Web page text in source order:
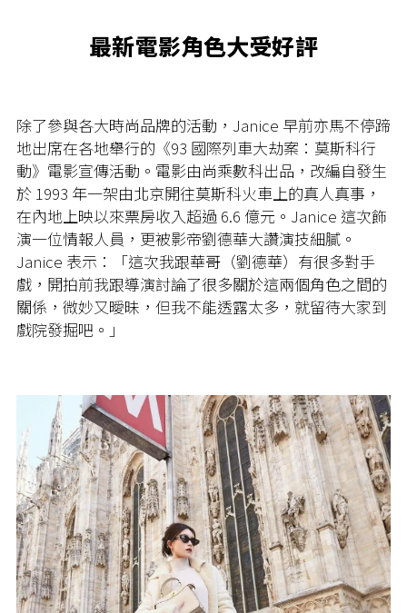
最新電影角色大受好評
除了參與各大時尚品牌的活動，Janice 早前亦馬不停蹄
地出席在各地舉行的《93 國際列車大劫案：莫斯科行
動》電影宣傳活動。電影由尚乘數科出品，改編自發生
於 1993 年一架由北京開往莫斯科火車上的真人真事，
在內地上映以來票房收入超過 6.6 億元。Janice 這次飾
演一位情報人員，更被影帝劉德華大讚演技細膩。
Janice 表示：「這次我跟華哥（劉德華）有很多對手
戲，開拍前我跟導演討論了很多關於這兩個角色之間的
關係，微妙又曖昧，但我不能透露太多，就留待大家到
戲院發掘吧。」